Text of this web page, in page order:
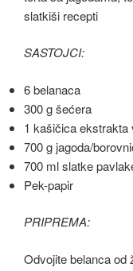
SASTOJCI:
6 belanaca
300 g šećera
1 kašičica ekstrakta
700 g jagoda/
700 ml slatke
Pek-papir
PRIPREMA:
Odvojite belanca od